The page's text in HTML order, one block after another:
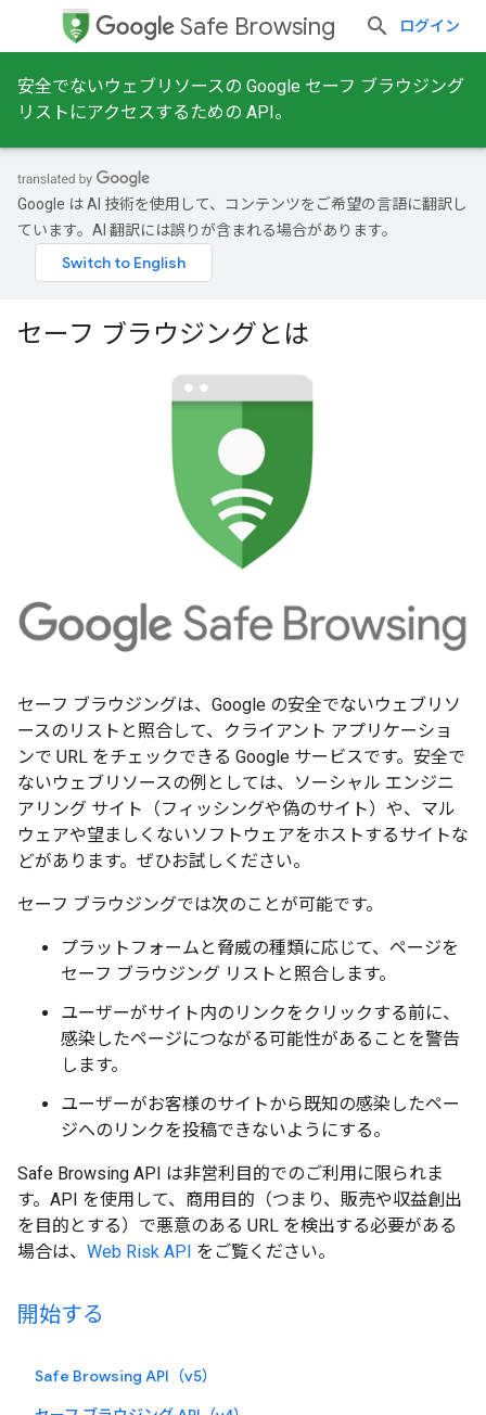
Safe Browsing ログイン
安全でないウェブリソースの Google セーフ ブラウジング
リストにアクセスするための API。
Google は AI 技術を使用して、コンテンツをご希望の言語に翻訳し
ています。AI 翻訳には誤りが含まれる場合があります。
セーフ ブラウジングとは
セーフ ブラウジングは、Google の安全でないウェブリソ
ースのリストと照合して、クライアント アプリケーショ
ンで URL をチェックできる Google サービスです。安全で
ないウェブリソースの例としては、ソーシャル エンジニ
アリング サイト（フィッシングや偽のサイト）や、マル
ウェアや望ましくないソフトウェアをホストするサイトな
どがあります。ぜひお試しください。
セーフ ブラウジングでは次のことが可能です。
プラットフォームと脅威の種類に応じて、ページを
セーフ ブラウジング リストと照合します。
ユーザーがサイト内のリンクをクリックする前に、
感染したページにつながる可能性があることを警告
します。
ユーザーがお客様のサイトから既知の感染したペー
ジへのリンクを投稿できないようにする。
Safe Browsing API は非営利目的でのご利用に限られま
す。API を使用して、商用目的（つまり、販売や収益創出
を目的とする）で悪意のある URL を検出する必要がある
場合は、 Web Risk API をご覧ください。
開始する
Safe Browsing API（v5）